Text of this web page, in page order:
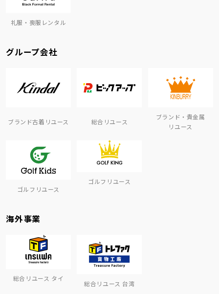
礼服・喪服レンタル
グループ会社
ブランド古着リユース 総合リユース
ブランド・貴金属
リユース
ゴルフリユース
ゴルフリユース
海外事業
総合リユース タイ
総合リユース 台湾